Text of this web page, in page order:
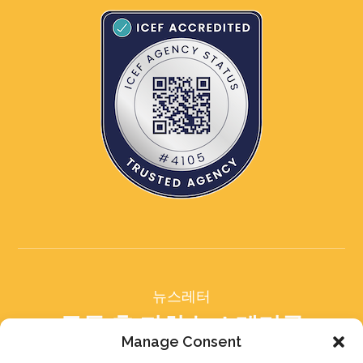
Manage Consent
뉴스레터
구독 후 저희 뉴스레터를
받아보세요